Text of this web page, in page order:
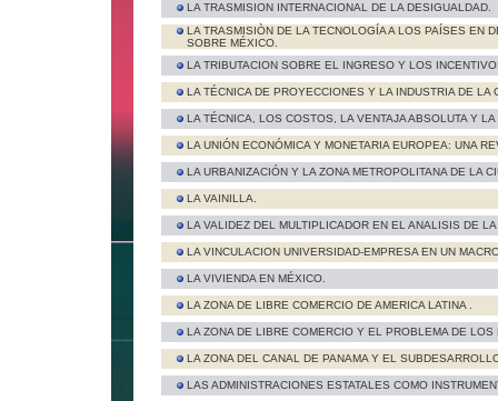
LA TRASMISION INTERNACIONAL DE LA DESIGUALDAD.
LA TRASMISIÒN DE LA TECNOLOGÍA A LOS PAÍSES EN
SOBRE MÉXICO.
LA TRIBUTACION SOBRE EL INGRESO Y LOS
LA TÉCNICA DE PROYECCIONES Y LA INDUSTRIA DE LA
LA TÉCNICA, LOS COSTOS, LA VENTAJA ABSOLUTA Y
LA UNIÓN ECONÓMICA Y MONETARIA EUROPEA: UNA
LA URBANIZACIÓN Y LA ZONA METROPOLITANA DE LA
LA VAINILLA.
LA VALIDEZ DEL MULTIPLICADOR EN EL ANALISIS DE
LA VINCULACION UNIVERSIDAD-EMPRESA EN UN
LA VIVIENDA EN MÉXICO.
LA ZONA DE LIBRE COMERCIO DE AMERICA LATINA .
LA ZONA DE LIBRE COMERCIO Y EL PROBLEMA DE LOS
LA ZONA DEL CANAL DE PANAMA Y EL
LAS ADMINISTRACIONES ESTATALES COMO